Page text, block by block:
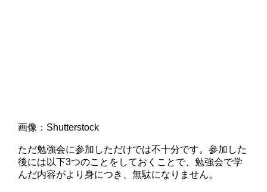
画像：Shutterstock
ただ勉強会に参加しただけでは不十分です。参加した
後には以下3つのことをしておくことで、勉強会で学
んだ内容がより身につき、無駄になりません。